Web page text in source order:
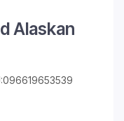
Alaskan
096619653539